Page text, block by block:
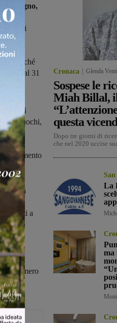
giugno,
e, di
residui
le
la
anziché
fino al 31
residui
di fuochi,
in
in
in
invitati a
al
al numero
Cronaca Glenda
Sospese le
Miah Billal,
questa
Dopo tre giorni di
che nel 2020 uccise
La
ma